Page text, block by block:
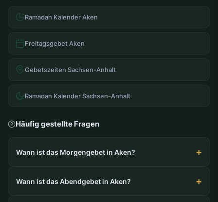
Ramadan Kalender Aken
Freitagsgebet Aken
Gebetszeiten Sachsen-Anhalt
Ramadan Kalender Sachsen-Anhalt
Häufig gestellte Fragen
Wann ist das Morgengebet in Aken?
Wann ist das Abendgebet in Aken?